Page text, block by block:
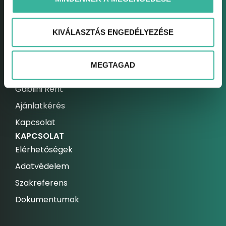
KIVÁLASZTÁS ENGEDÉLYEZÉSE
MEGTAGAD
Assistance csomagok
Szerviz bejelentkezés
Gablini Rent
Ajánlatkérés
Kapcsolat
KAPCSOLAT
Elérhetőségek
Adatvédelem
Szakreferens
Dokumentumok